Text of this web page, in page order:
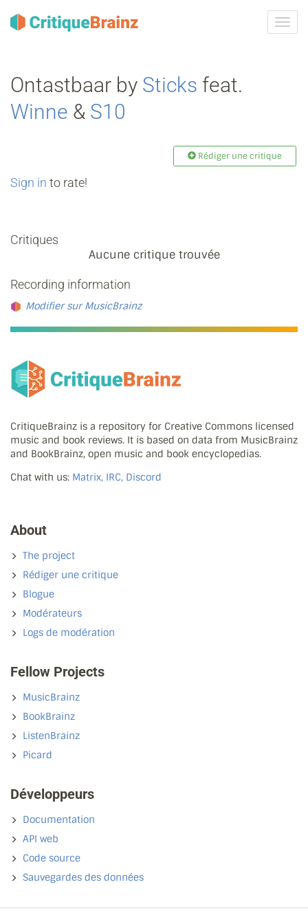
la
Ontastbaar by Sticks feat.
Winne & S10
Rédiger une critique
Sign in to rate!
Critiques
Aucune critique trouvée
Recording information
Modifier sur MusicBrainz
CritiqueBrainz is a repository for Creative Commons licensed
music and book reviews. It is based on data from MusicBrainz
and BookBrainz, open music and book encyclopedias.
Chat with us: Matrix, IRC, Discord
About
The project
Rédiger une critique
Blogue
Modérateurs
Logs de modération
Fellow Projects
MusicBrainz
BookBrainz
ListenBrainz
Picard
Développeurs
Documentation
API web
Code source
Sauvegardes des données